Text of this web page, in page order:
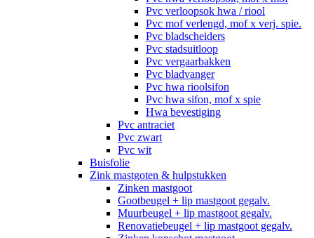
Pvc verloopsok hwa / riool
Pvc mof verlengd, mof x verj. spie.
Pvc bladscheiders
Pvc stadsuitloop
Pvc vergaarbakken
Pvc bladvanger
Pvc hwa rioolsifon
Pvc hwa sifon, mof x spie
Hwa bevestiging
Pvc antraciet
Pvc zwart
Pvc wit
Buisfolie
Zink mastgoten & hulpstukken
Zinken mastgoot
Gootbeugel + lip mastgoot gegalv.
Muurbeugel + lip mastgoot gegalv.
Renovatiebeugel + lip mastgoot gegalv.